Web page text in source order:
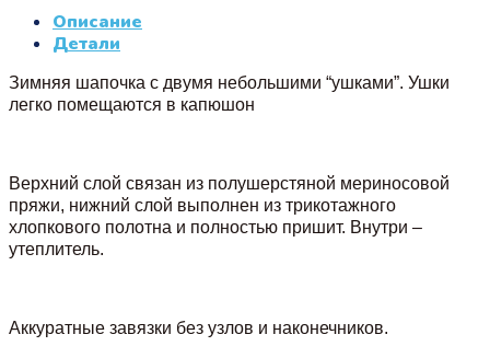
Описание
Детали
Зимняя шапочка с двумя небольшими “ушками”. Ушки
легко помещаются в капюшон
Верхний слой связан из полушерстяной мериносовой
пряжи, нижний слой выполнен из трикотажного
хлопкового полотна и полностью пришит. Внутри –
утеплитель.
Аккуратные завязки без узлов и наконечников.